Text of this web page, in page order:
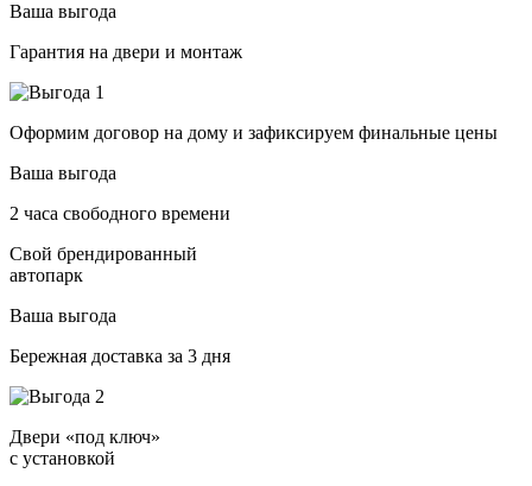
Ваша выгода
Гарантия на двери и монтаж
Оформим договор на дому и зафиксируем финальные цены
Ваша выгода
2 часа свободного времени
Свой брендированный
автопарк
Ваша выгода
Бережная доставка за 3 дня
Двери «под ключ»
с установкой